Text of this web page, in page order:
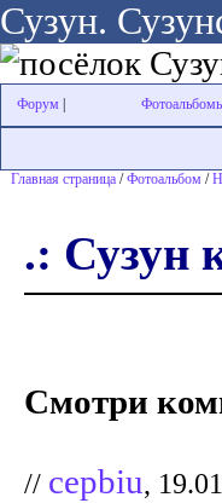
Сузун.
Форум
Главная страница /Фотоальбом /
.: Сузун
Смотри
// cepbiu,